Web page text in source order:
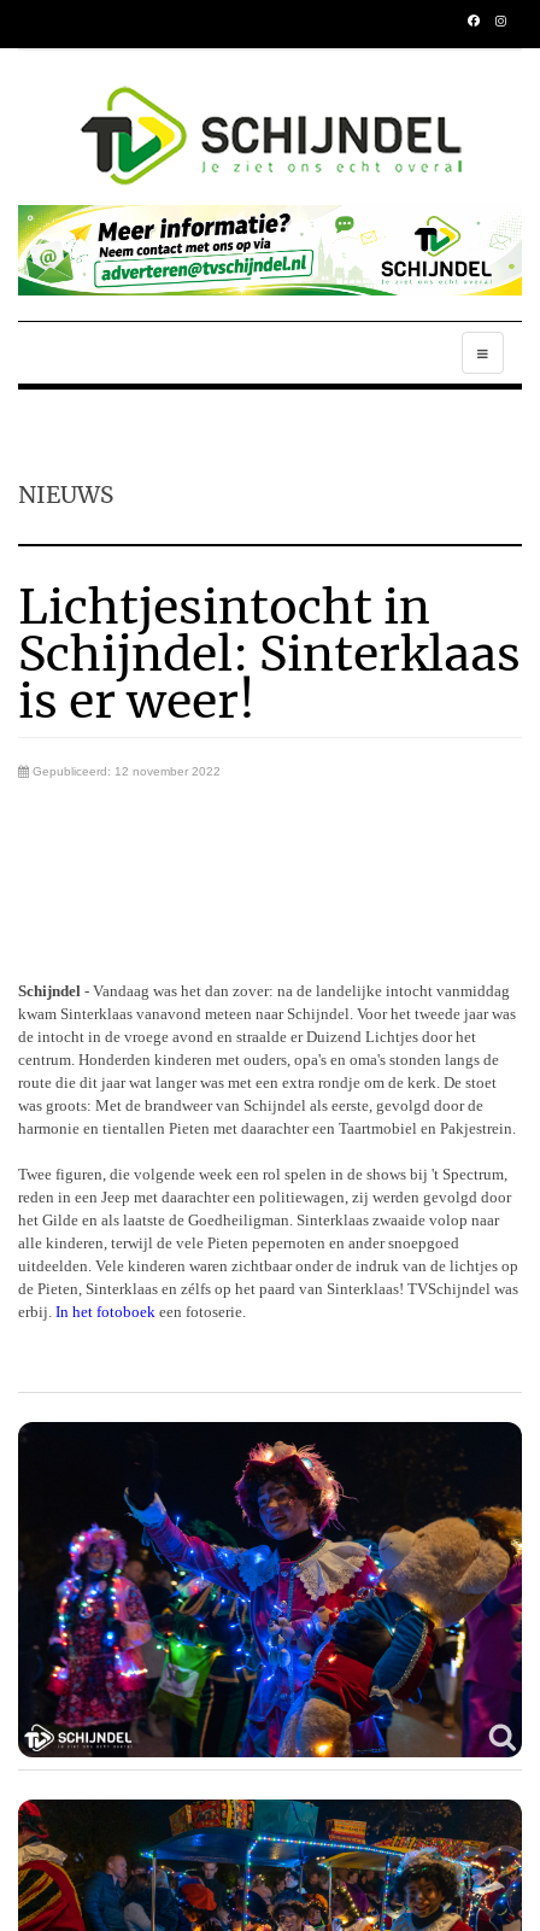
NIEUWS
Lichtjesintocht in
Schijndel: Sinterklaas
is er weer!
Gepubliceerd: 12 november 2022
Schijndel - Vandaag was het dan zover: na de landelijke intocht vanmiddag
kwam Sinterklaas vanavond meteen naar Schijndel. Voor het tweede jaar was
de intocht in de vroege avond en straalde er Duizend Lichtjes door het
centrum. Honderden kinderen met ouders, opa's en oma's stonden langs de
route die dit jaar wat langer was met een extra rondje om de kerk. De stoet
was groots: Met de brandweer van Schijndel als eerste, gevolgd door de
harmonie en tientallen Pieten met daarachter een Taartmobiel en Pakjestrein.
Twee figuren, die volgende week een rol spelen in de shows bij 't Spectrum,
reden in een Jeep met daarachter een politiewagen, zij werden gevolgd door
het Gilde en als laatste de Goedheiligman. Sinterklaas zwaaide volop naar
alle kinderen, terwijl de vele Pieten pepernoten en ander snoepgoed
uitdeelden. Vele kinderen waren zichtbaar onder de indruk van de lichtjes op
de Pieten, Sinterklaas en zélfs op het paard van Sinterklaas! TVSchijndel was
erbij. In het fotoboek een fotoserie.